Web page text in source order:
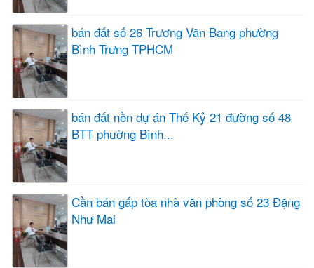
bán đất số 26 Trương Văn Bang phường
Bình Trưng TPHCM
bán đất nền dự án Thế Kỷ 21 đường số 48
BTT phường Bình...
Cần bán gấp tòa nhà văn phòng số 23 Đặng
Như Mai